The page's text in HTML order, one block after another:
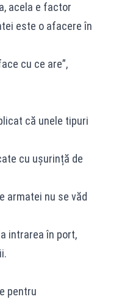
acela e factor
este o afacere în
cu ce are”,
că unele tipuri
cu ușurință de
armatei nu se văd
intrarea în port,
pentru